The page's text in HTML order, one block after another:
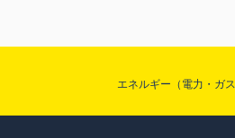
エネルギー（電力・ガ